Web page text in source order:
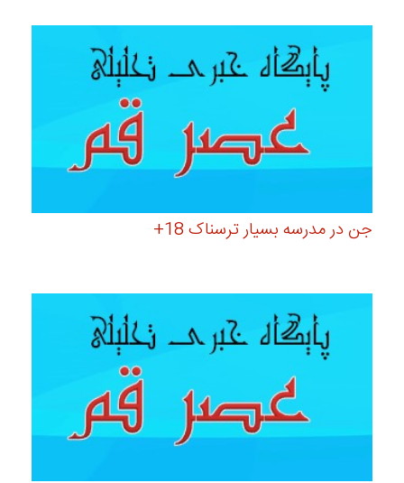
جن در مدرسه بسیار ترسناک 18+